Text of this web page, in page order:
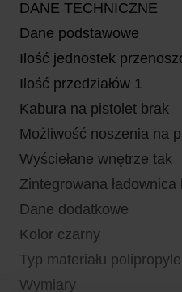
DANE TECHNICZNE
Dane podstawowe
Ilość jednostek
Ilość przedziałów 1
Kabura na pistolet brak
Możliwość noszenia na
Wyściełane wnętrze tak
Zintegrowana ładownica
Dane dodatkowe
Kolor czarny
Typ materiału
Wymiary